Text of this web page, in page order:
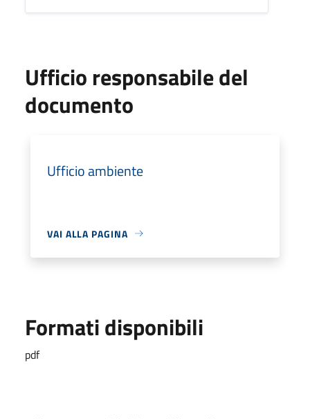
Ufficio responsabile del
documento
Ufficio ambiente
VAI ALLA PAGINA
Formati disponibili
pdf